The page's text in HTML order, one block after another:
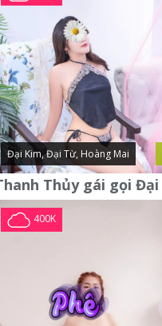
Đại Kim, Đại Từ, Hoàng Mai
400K